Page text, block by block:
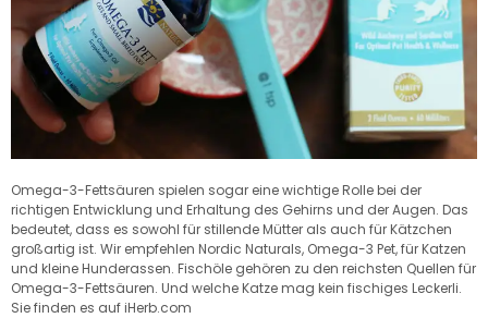
Omega-3-Fettsäuren spielen sogar eine wichtige Rolle bei der
richtigen Entwicklung und Erhaltung des Gehirns und der Augen. Das
bedeutet, dass es sowohl für stillende Mütter als auch für Kätzchen
großartig ist. Wir empfehlen Nordic Naturals, Omega-3 Pet, für Katzen
und kleine Hunderassen. Fischöle gehören zu den reichsten Quellen für
Omega-3-Fettsäuren. Und welche Katze mag kein fischiges Leckerli.
Sie finden es auf iHerb.com